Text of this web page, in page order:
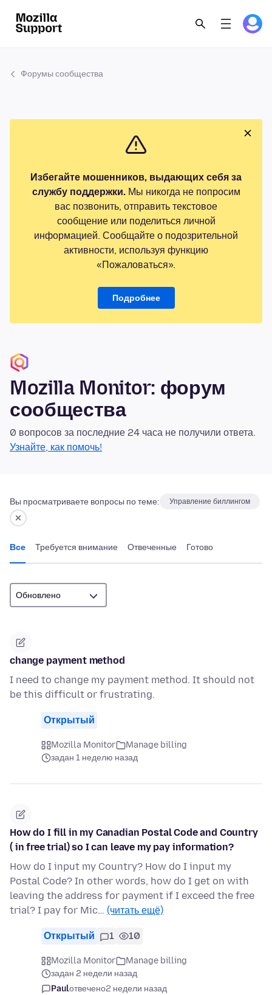
Форумы сообщества
Избегайте мошенников, выдающих себя за
службу поддержки.Мы никогда не попросим
вас позвонить, отправить текстовое
сообщение или поделиться личной
информацией. Сообщайте о подозрительной
активности, используя функцию
«Пожаловаться».
Подробнее
Mozilla Monitor: форум
сообщества
0 вопросов за последние 24 часа не получили ответа.
Узнайте, как помочь!
Вы просматриваете вопросы по теме: Управление биллингом
Все Требуется внимание Отвеченные Готово
change payment method
I need to change my payment method. It should not
be this difficult or frustrating.
Открытый
Mozilla Monitor
Manage billing
задан 1 неделю назад
How do I fill in my Canadian Postal Code and Country
( in free trial) so I can leave my pay information?
How do I input my Country? How do I input my
Postal Code? In other words, how do I get on with
leaving the address for payment if I exceed the free
trial? I pay for Mic… (читать ещё)
Открытый 1 10
Mozilla Monitor
Manage billing
задан 2 недели назад
Paulотвечено2 недели назад